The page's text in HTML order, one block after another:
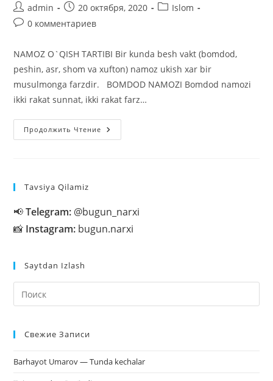
Автор
записи:
admin
Запись
опубликована:
20 октября, 2020
Рубрика
Islom
Комментарии
записи:
0 комментариев
NAMOZ O`QISH TARTIBI Bir kunda besh vakt (bomdod,
peshin, asr, shom va xufton) namoz ukish xar bir
musulmonga farzdir. BOMDOD NAMOZI Bomdod namozi
ikki rakat sunnat, ikki rakat farz…
Продолжить Чтение Namoz
Suralari
Tavsiya Qilamiz
📢Telegram: @bugun_narxi
📸 Instagram: bugun.narxi
Saytdan Izlash
Свежие Записи
Barhayot Umarov — Tunda kechalar